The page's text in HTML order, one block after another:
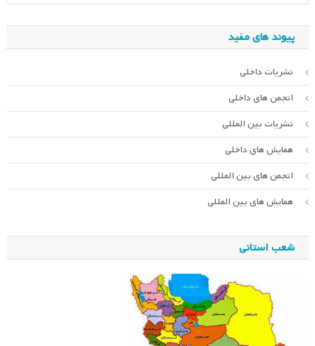
پیوند های مفید
نشریات داخلی
انجمن های داخلی
نشریات بین المللی
همایش های داخلی
انجمن های بین المللی
همایش های بین المللی
شعب استانی